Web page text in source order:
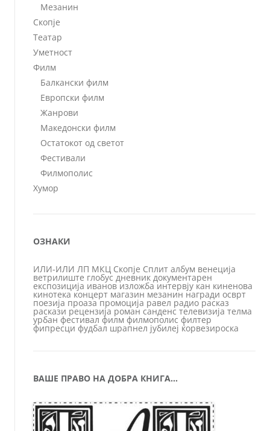
Мезанин
Скопје
Театар
Уметност
Филм
Балкански филм
Европски филм
Жанрови
Македонски филм
Остатокот од светот
Фестивали
Филмополис
Хумор
ОЗНАКИ
ИЛИ-ИЛИ ЛП МКЦ Скопје Сплит албум венеција
ветрилиште глобус дневник документарен
експозиција иванов изложба интервју кан киненова
кинотека концерт магазин мезанин награди осврт
поезија проаза промоција равел радио расказ
раскази рецензија роман санденс телевизија телма
урбан фестивал филм филмополис филтер
фипресци фудбал шрапнел јубилеј ќорвезироска
ВАШЕ ПРАВО НА ДОБРА КНИГА…